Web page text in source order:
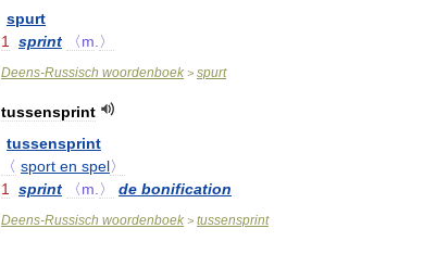
spurt
1
sprint 〈m 〉
Deens-Russisch woordenboek > spurt
tussensprint
tussensprint
〈 sport en spel〉
1
sprint 〈m 〉 de bonification
Deens-Russisch woordenboek > tussensprint